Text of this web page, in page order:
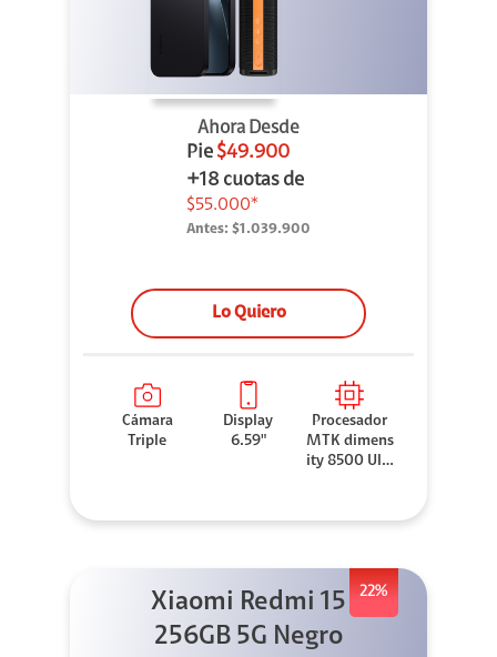
Ahora Desde
Pie $49.900
+18 cuotas de
$55.000*
Antes: $1.039.900
Lo Quiero
Cámara
Triple
Display
6.59"
Procesador
MTK dimens
ity 8500 Ultr
22%
Xiaomi Redmi 15
256GB 5G Negro